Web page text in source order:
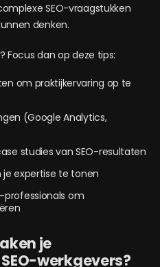
SEO-vraagstukken
denken.
Focus dan op deze tips:
om praktijkervaring op te
(Google Analytics,
studies van SEO-resultaten
je expertise te tonen
professionals om
je
werkgevers?